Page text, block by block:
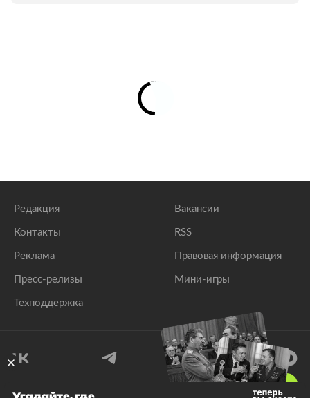
Редакция
Контакты
Реклама
Пресс-релизы
Техподдержка
Вакансии
RSS
Правовая информация
Мини-игры